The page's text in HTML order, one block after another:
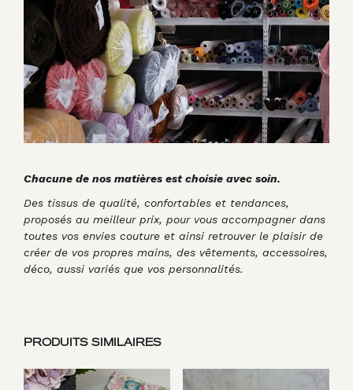
Chacune de nos matières est choisie avec soin.
Des tissus de qualité, confortables et tendances,
proposés au meilleur prix, pour vous accompagner dans
toutes vos envies couture et ainsi retrouver le plaisir de
créer de vos propres mains, des vêtements, accessoires,
déco, aussi variés que vos personnalités.
PRODUITS SIMILAIRES